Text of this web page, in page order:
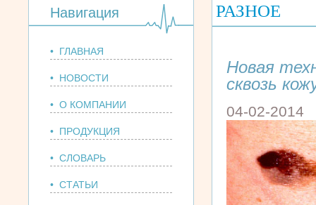
Навигация
• ГЛАВНАЯ
• НОВОСТИ
• О КОМПАНИИ
• ПРОДУКЦИЯ
• СЛОВАРЬ
• СТАТЬИ
РАЗНОЕ
Новая
сквозь
04-02-2014